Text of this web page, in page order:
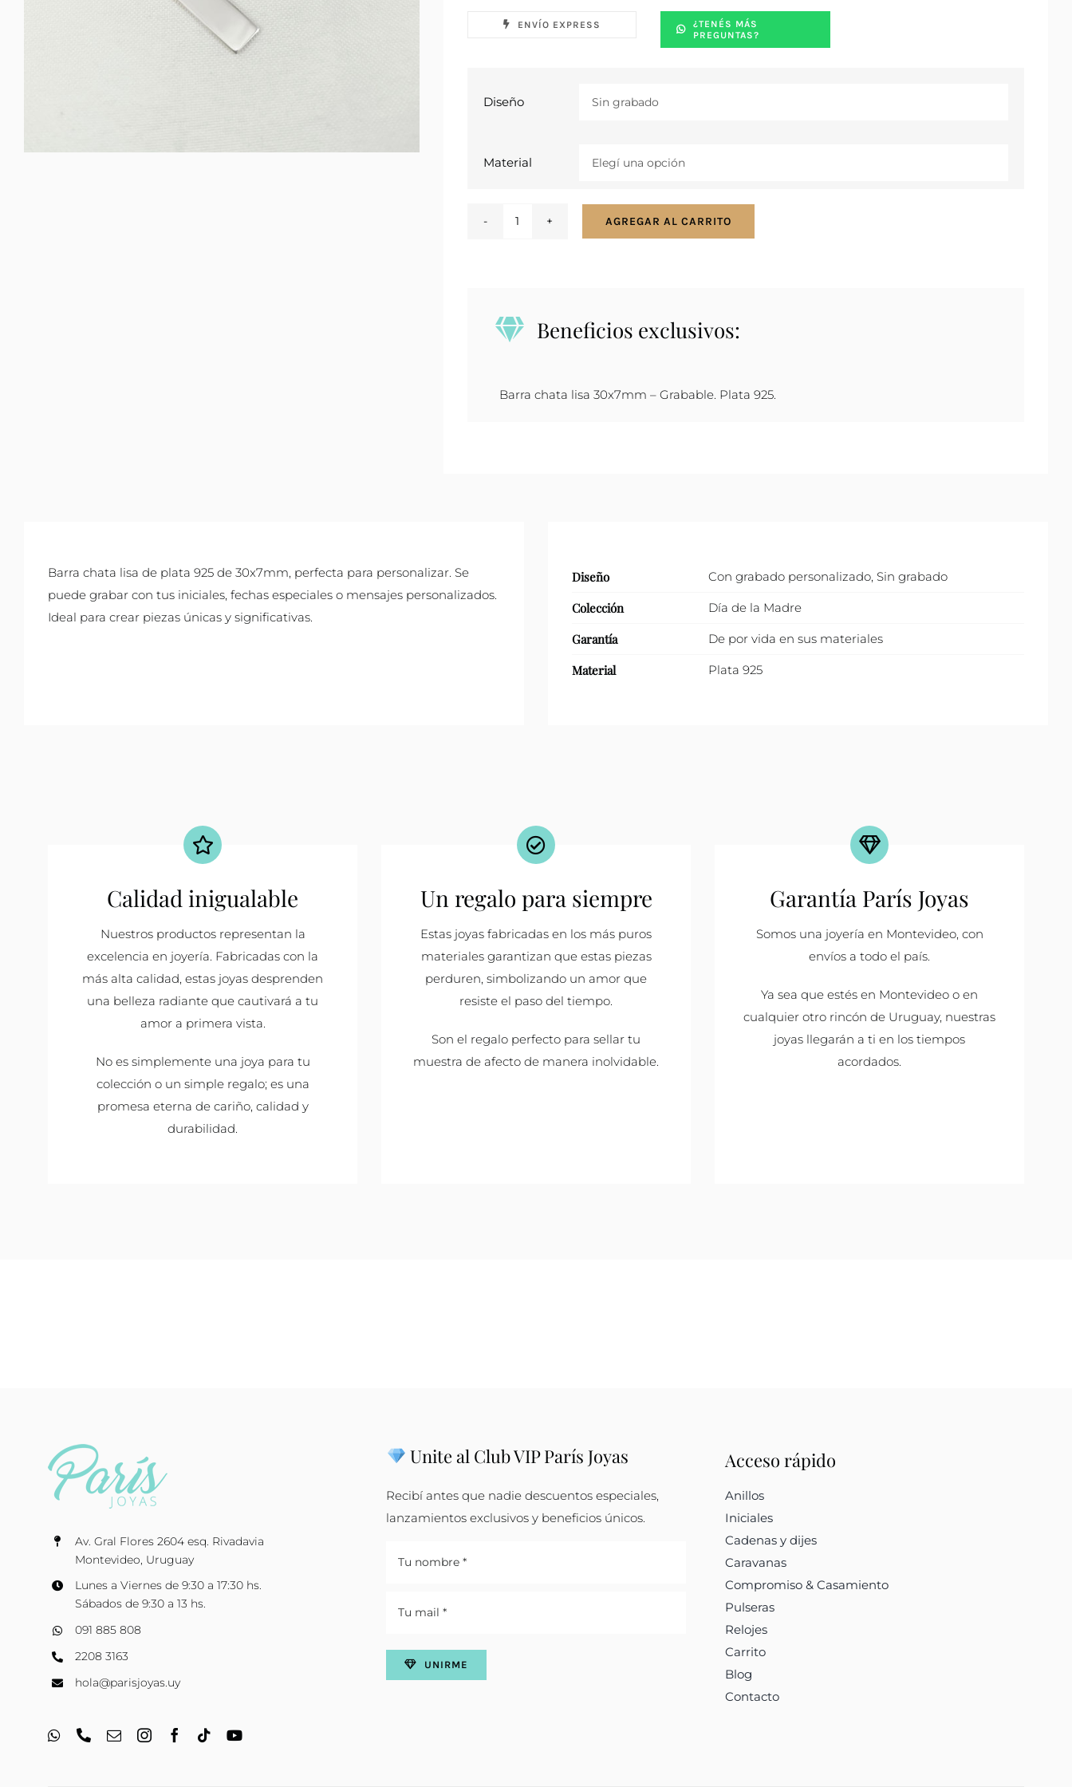
ENVÍO EXPRESS
¿TENÉS MÁS
PREGUNTAS?
Diseño
Material
cantidad
AGREGAR AL CARRITO
Beneficios exclusivos:
Barra chata lisa 30x7mm – Grabable. Plata 925.
Barra chata lisa de plata 925 de 30x7mm, perfecta para personalizar. Se
puede grabar con tus iniciales, fechas especiales o mensajes personalizados.
Ideal para crear piezas únicas y significativas.
Diseño Con grabado personalizado, Sin grabado
Colección Día de la Madre
Garantía De por vida en sus materiales
Material Plata 925
Calidad inigualable
Nuestros productos representan la
excelencia en joyería. Fabricadas con la
más alta calidad, estas joyas desprenden
una belleza radiante que cautivará a tu
amor a primera vista.
No es simplemente una joya para tu
colección o un simple regalo; es una
promesa eterna de cariño, calidad y
durabilidad.
Un regalo para siempre
Estas joyas fabricadas en los más puros
materiales garantizan que estas piezas
perduren, simbolizando un amor que
resiste el paso del tiempo.
Son el regalo perfecto para sellar tu
muestra de afecto de manera inolvidable.
Garantía París Joyas
Somos una joyería en Montevideo, con
envíos a todo el país.
Ya sea que estés en Montevideo o en
cualquier otro rincón de Uruguay, nuestras
joyas llegarán a ti en los tiempos
acordados.
Av. Gral Flores 2604 esq. Rivadavia
Montevideo, Uruguay
Lunes a Viernes de 9:30 a 17:30 hs.
Sábados de 9:30 a 13 hs.
091 885 808
2208 3163
hola@parisjoyas.uy
Unite al Club VIP París Joyas
Recibí antes que nadie descuentos especiales,
lanzamientos exclusivos y beneficios únicos.
UNIRME
Acceso rápido
Anillos
Iniciales
Cadenas y dijes
Caravanas
Compromiso & Casamiento
Pulseras
Relojes
Carrito
Blog
Contacto